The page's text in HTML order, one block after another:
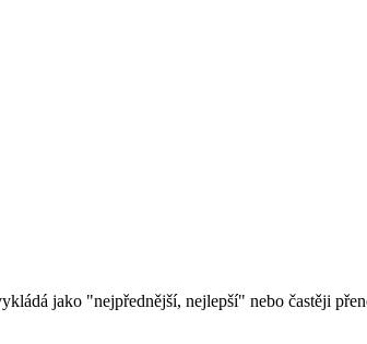
jako "nejpřednější, nejlepší" nebo častěji